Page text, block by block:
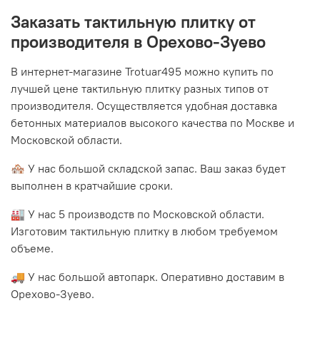
Заказать тактильную плитку от
производителя в Орехово-Зуево
В интернет-магазине Trotuar495 можно купить по
лучшей цене тактильную плитку разных типов от
производителя. Осуществляется удобная доставка
бетонных материалов высокого качества по Москве и
Московской области.
🏘 У нас большой складской запас. Ваш заказ будет
выполнен в кратчайшие сроки.
🏭 У нас 5 производств по Московской области.
Изготовим тактильную плитку в любом требуемом
объеме.
🚚 У нас большой автопарк. Оперативно доставим в
Орехово-Зуево.